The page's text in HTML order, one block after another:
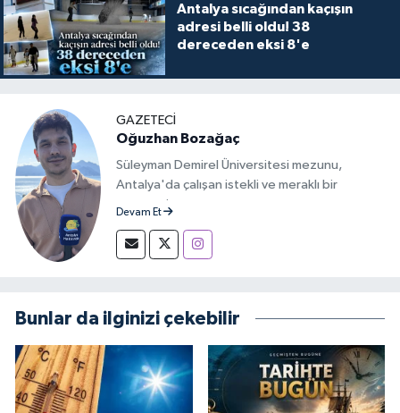
Antalya sıcağından kaçışın
adresi belli oldu! 38
dereceden eksi 8'e
GAZETECİ
Oğuzhan Bozağaç
Süleyman Demirel Üniversitesi mezunu,
Antalya'da çalışan istekli ve meraklı bir
gazeteci.
Devam Et
Bunlar da ilginizi çekebilir